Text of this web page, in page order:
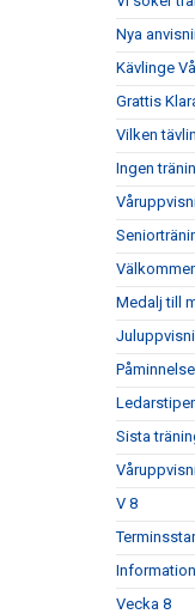
Nya
Kävlinge
Grattis
Vilken
Ingen
Medalj till
Påminnelse
Sista
V 8
Vecka 8